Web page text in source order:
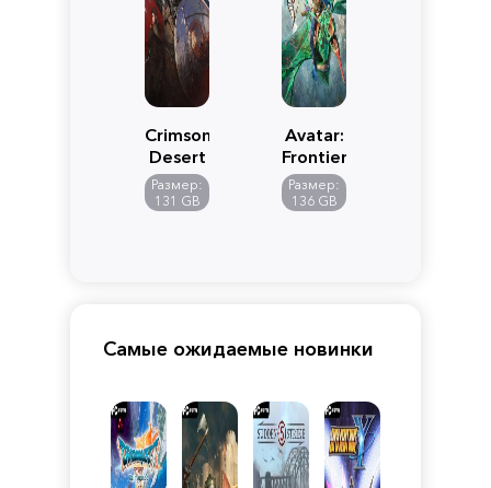
Crimson
Desert
Размер:
131 GB
Avatar:
Frontiers
of
Pandora
Размер:
136 GB
Самые ожидаемые новинки